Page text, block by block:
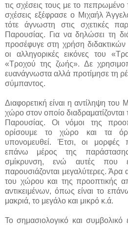
τις σχέσεις τους με το
σχέσεις εξέφρασε ο Μιχαήλ
τότε άγνωστη στις σχετικές
Παρουσίας. Για να δηλώσει τη
προσέφυγε στη χρήση
οι αλληγορικές εικόνες του
«Τροχού της ζωής». Δε
ευανάγνωστα αλλά προτίμησε τη
σύμπαντος.
Διαφορετική είναι η αντίληψη του
χώρο στον οποίο διαδραματίζονται
Παρουσίας. Οι νόμοι της
ορίσουμε το χώρο και τα
υπονομευθεί. Έτσι, οι μορφές
επάνω μέρος της
σμίκρυνση, ενώ αυτές που
παρουσιάζονται μεγαλύτερες. Άρα
του χώρου και της προοπτικής
αντικειμένων, όπως είναι το
μακριά, το μεγάλο και μικρό κ.ά.
Το σημασιολογικό και συμβολικό